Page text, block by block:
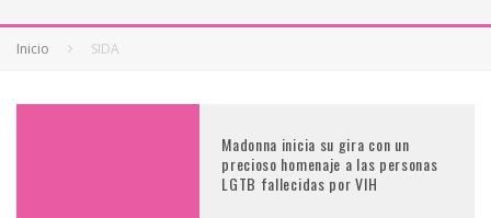
Inicio SIDA
Madonna inicia su gira con un
precioso homenaje a las personas
LGTB fallecidas por VIH